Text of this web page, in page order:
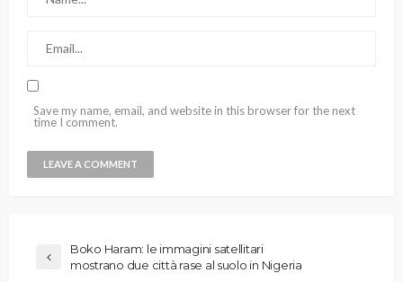
Save my name, email, and website in this browser for the next
time I comment.
Boko Haram: le immagini satellitari
mostrano due città rase al suolo in Nigeria